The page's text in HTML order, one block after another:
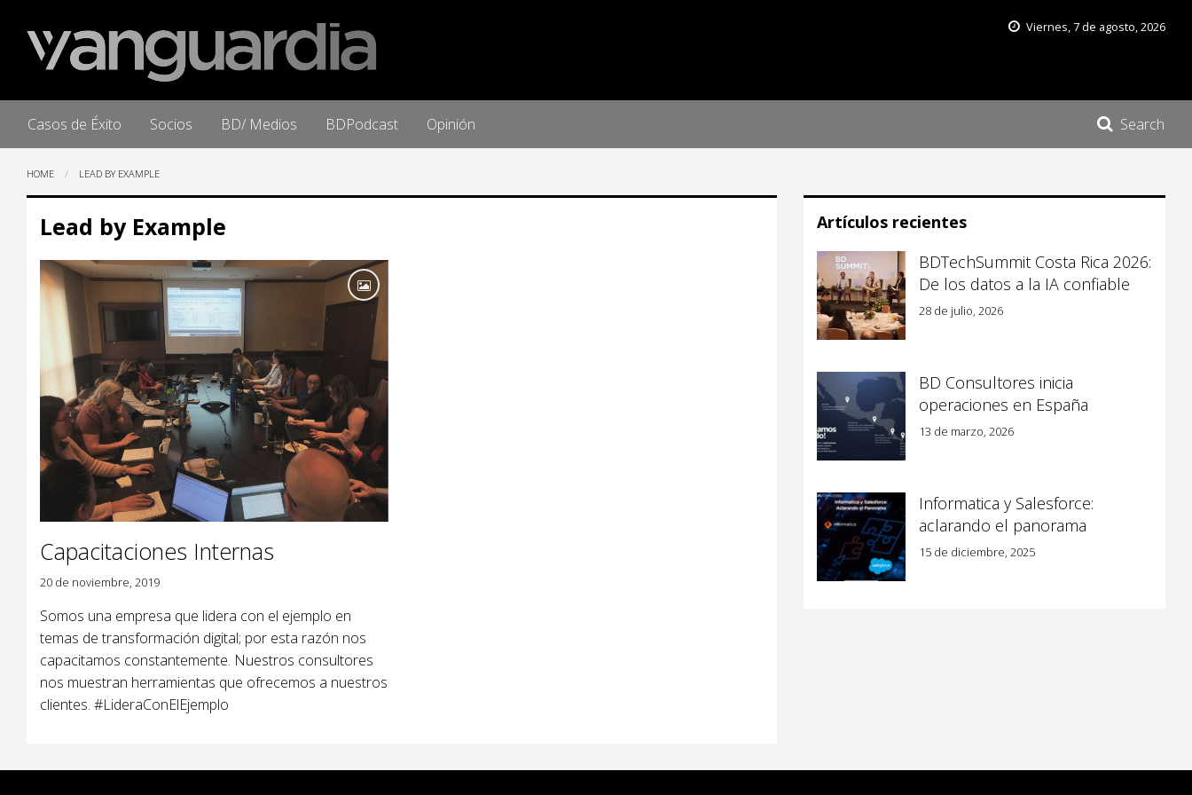
Viernes, 7 de agosto, 2026
Home
Casos de Éxito Socios BD/ Medios BDPodcast Opinión Search
HOME LEAD BY EXAMPLE
Lead by Example
Capacitaciones Internas
20 de noviembre, 2019
Somos una empresa que lidera con el ejemplo en
temas de transformación digital; por esta razón nos
capacitamos constantemente. Nuestros consultores
nos muestran herramientas que ofrecemos a nuestros
clientes. #LideraConElEjemplo
Artículos recientes
BDTechSummit Costa Rica 2026:
De los datos a la IA confiable
28 de julio, 2026
BD Consultores inicia
operaciones en España
13 de marzo, 2026
Informatica y Salesforce:
aclarando el panorama
15 de diciembre, 2025